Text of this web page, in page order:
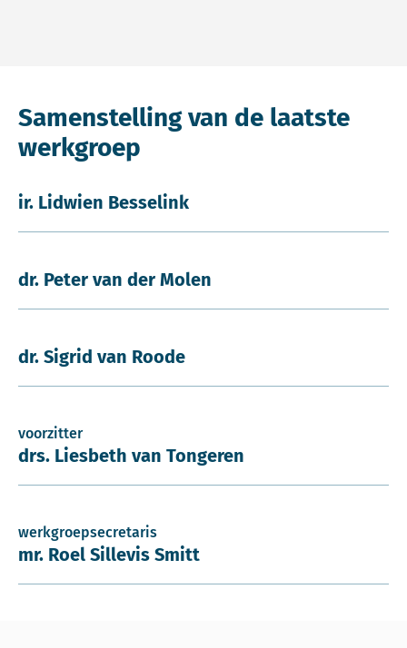
Samenstelling van de laatste
werkgroep
ir. Lidwien Besselink
dr. Peter van der Molen
dr. Sigrid van Roode
voorzitter
drs. Liesbeth van Tongeren
werkgroepsecretaris
mr. Roel Sillevis Smitt